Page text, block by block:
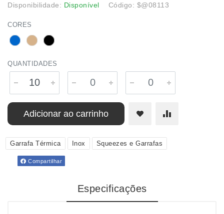
Disponibilidade: Disponível Código: $@08113
CORES
QUANTIDADES
Adicionar ao carrinho
Garrafa Térmica Inox Squeezes e Garrafas
Compartilhar
Especificações